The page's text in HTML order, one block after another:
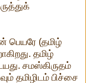
பெயரே (தமிழ்
தமிழ்
சமஸ்கிருதம்
தமிழிடம் பிச்சை